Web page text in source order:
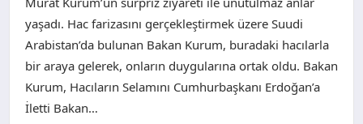
yaşadı. Hac farizasını gerçekleştirmek üzere Suudi
Arabistan’da bulunan Bakan Kurum, buradaki hacılarla
bir araya gelerek, onların duygularına ortak oldu. Bakan
Kurum, Hacıların Selamını Cumhurbaşkanı Erdoğan’a
İletti Bakan…